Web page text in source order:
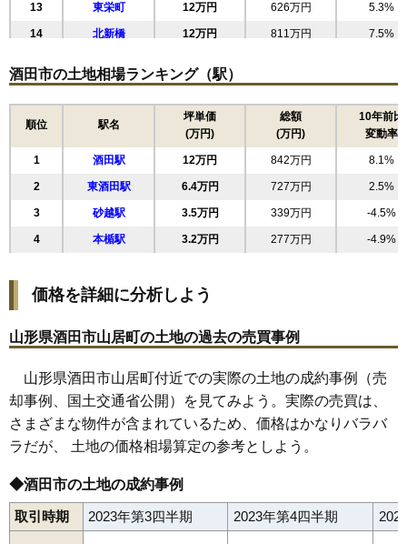
13 東栄町 12万円 626万円 5.3%
14 北新橋 12万円 811万円 7.5%
16 ゆたか 11万円 1,009万円 10.3%
11万円 614万円 -3.5%
11万円 675万円 7.9%
19 東泉町 11万円 834万円 8.8%
20 新井田町 11万円 599万円 1.0%
21 若竹町 11万円 739万円 8.8%
22 上本町 11万円 166万円 -16.2%
24 曙町 10万円
26 寿町 10万円 371万円 -6.9%
27 若原町 10万円 734万円 7.8%
28 浜田 9.6万円 635万円 5.1%
29 住吉町 9.5万円 657万円 6.8%
30 こあら 9.5万円 1,025万円
31 旭新町
32 上安町 9.4万円 874万円 7.3%
33 東町 9.4万円 1,076万円 2.0%
酒田市の土地相場ランキング（駅）
順位 駅名
坪単価
(万円)
総額
(万円)
10年前比
変動率
1 酒田駅 12万円 842万円 8.1%
2 東酒田駅 6.4万円 727万円 2.5%
3 砂越駅 3.5万円 339万円 -4.5%
4 本楯駅 3.2万円 277万円 -4.9%
価格を詳細に分析しよう
山形県酒田市山居町の土地の過去の売買事例
山形県酒田市山居町付近での実際の土地の成約事例（売
却事例、国土交通省公開）を見てみよう。実際の売買は、
さまざまな物件が含まれているため、価格はかなりバラバ
ラだが、 土地の価格相場算定の参考としよう。
◆酒田市の土地の成約事例
取引時期 2023年第3四半期 2023年第4四半期